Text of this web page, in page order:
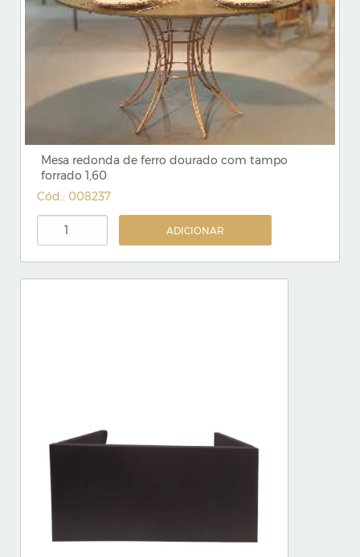
Mesa redonda de ferro dourado com tampo
forrado 1,60
Cód.: 008237
ADICIONAR